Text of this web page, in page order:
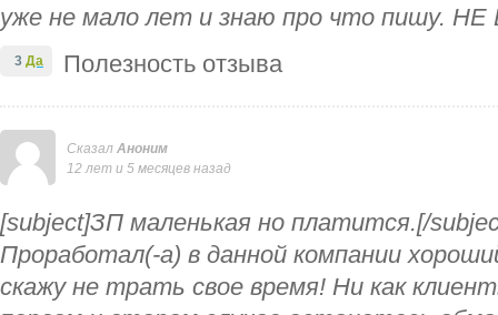
уже не мало лет и знаю про что пишу.
Полезность отзыва
3 Да
Сказал Аноним
12 лет и 5 месяцев назад
[subject]ЗП маленькая но платится.[/
Проработал(-а) в данной компании
скажу не трать свое время! Ни как